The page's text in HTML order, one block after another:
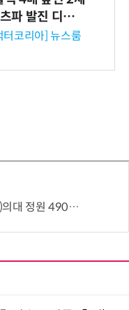
파 발진 디바이
터코리아] 뉴스룸
·수도권은 전형 변화에 주목